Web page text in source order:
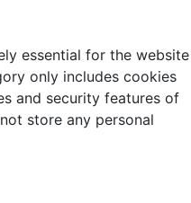
essential for the website
only includes cookies
and security features of
store any personal